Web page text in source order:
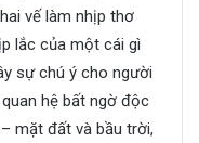
vế làm nhịp thơ
lắc của một cái gì
sự chú ý cho người
hệ bất ngờ độc
mặt đất và bầu trời,